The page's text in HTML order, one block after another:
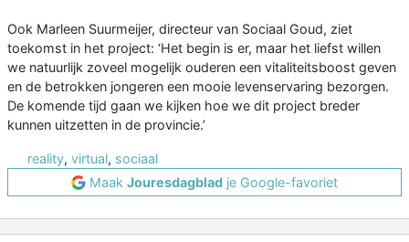
Ook Marleen Suurmeijer, directeur van Sociaal Goud, ziet
toekomst in het project: ‘Het begin is er, maar het liefst willen
we natuurlijk zoveel mogelijk ouderen een vitaliteitsboost geven
en de betrokken jongeren een mooie levenservaring bezorgen.
De komende tijd gaan we kijken hoe we dit project breder
kunnen uitzetten in de provincie.’
reality, virtual, sociaal
Maak Jouresdagblad je Google-favoriet